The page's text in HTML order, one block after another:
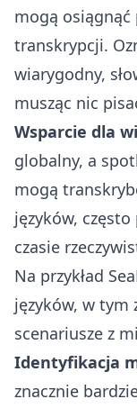
mogą osiągnąć
transkrypcji.
wiarygodny,
musząc nic
Wsparcie dla
globalny, a
mogą
języków, często
czasie
Na przykład
języków, w tym
scenariusze z
Identyfikacja
znacznie